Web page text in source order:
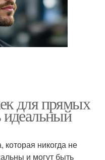
для прямых
идеальный
никогда не
и могут быть